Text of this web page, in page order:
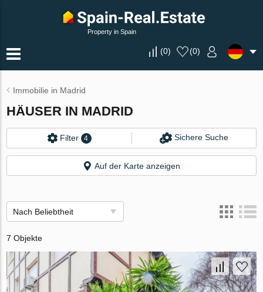
Property in Spain
(0) (0)
Immobilie in Madrid
HÄUSER IN MADRID
Filter 4 Sichere Suche
Auf der Karte anzeigen
Nach Beliebtheit
7 Objekte